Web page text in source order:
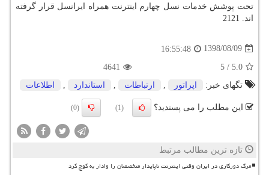
تحت پوشش خدمات نسل چهارم اینترنت همراه ایرانسل قرار گرفته
اند. 2121
1398/08/09
16:55:48
5.0
/
5
4641
تگهای خبر:
اپراتور , ارتباطات , استاندارد , اطلاعات
این مطلب را می پسندید؟ (1)
(0)
تازه ترین مطالب مرتبط
مرگ دورکاری در ایران وقتی اینترنت ناپایدار متخصصان را وادار به کوچ کرد